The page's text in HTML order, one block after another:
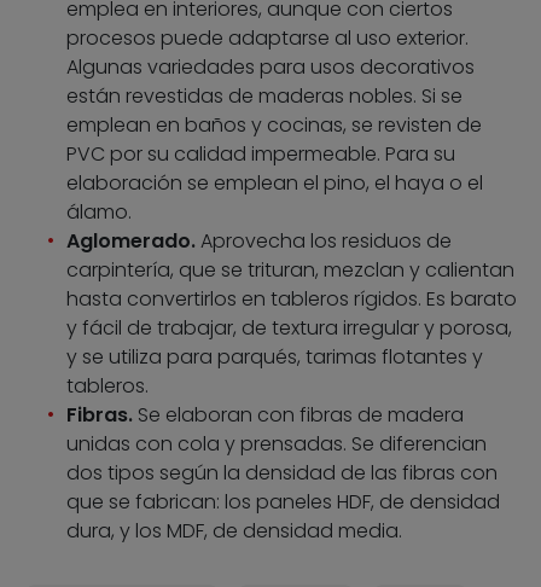
emplea en interiores, aunque con ciertos
procesos puede adaptarse al uso exterior.
Algunas variedades para usos decorativos
están revestidas de maderas nobles. Si se
emplean en baños y cocinas, se revisten de
PVC por su calidad impermeable. Para su
elaboración se emplean el pino, el haya o el
álamo.
Aglomerado.Aprovecha los residuos de
carpintería, que se trituran, mezclan y calientan
hasta convertirlos en tableros rígidos. Es barato
y fácil de trabajar, de textura irregular y porosa,
y se utiliza para parqués, tarimas flotantes y
tableros.
Fibras. Se elaboran con fibras de madera
unidas con cola y prensadas. Se diferencian
dos tipos según la densidad de las fibras con
que se fabrican: los paneles HDF, de densidad
dura, y los MDF, de densidad media.